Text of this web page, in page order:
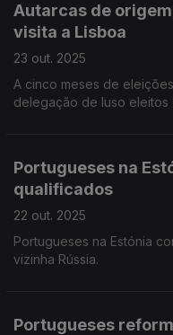
Autarcas de
visita a Lisboa
23 out. 2025
A cinco meses de
delegação de luso eleitos
Portugueses na
qualificados
22 out. 2025
Portugueses na Estónia
vizinha Rússia.
Portugueses